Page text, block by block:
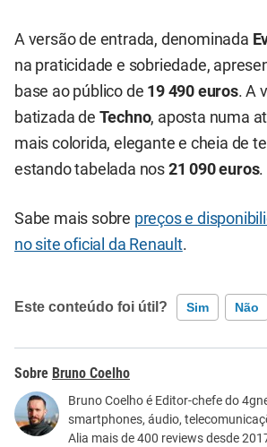
A versão de entrada, denominada
na praticidade e sobriedade,
base ao público de 19 490 euros. A
batizada de Techno, aposta numa
mais colorida, elegante e cheia de
estando tabelada nos 21 090 euros.
Sabe mais sobre preços e
no site oficial da Renault.
Este conteúdo foi útil? Sim Não
Este conteúdo não tem a informação
Outro
Bruno Coelho
Bruno Coelho é Editor-chefe do
smartphones, áudio,
Alia mais de 400 reviews desde